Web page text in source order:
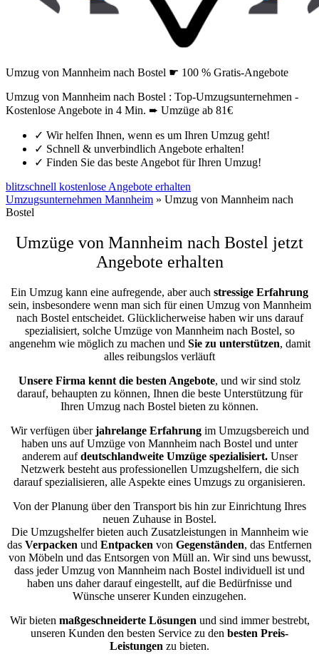
Umzug von Mannheim nach Bostel ☛ 100 % Gratis-Angebote
Umzug von Mannheim nach Bostel : Top-Umzugsunternehmen -
Kostenlose Angebote in 4 Min. ➨ Umzüge ab 81€
✓ Wir helfen Ihnen, wenn es um Ihren Umzug geht!
✓ Schnell & unverbindlich Angebote erhalten!
✓ Finden Sie das beste Angebot für Ihren Umzug!
blitzschnell kostenlose Angebote erhalten
Umzugsunternehmen Mannheim » Umzug von Mannheim nach
Bostel
Umzüge von Mannheim nach Bostel jetzt
Angebote erhalten
Ein Umzug kann eine aufregende, aber auch stressige Erfahrung
sein, insbesondere wenn man sich für einen Umzug von Mannheim
nach Bostel entscheidet. Glücklicherweise haben wir uns darauf
spezialisiert, solche Umzüge von Mannheim nach Bostel, so
angenehm wie möglich zu machen und Sie zu unterstützen, damit
alles reibungslos verläuft
Unsere Firma kennt die besten Angebote, und wir sind stolz
darauf, behaupten zu können, Ihnen die beste Unterstützung für
Ihren Umzug nach Bostel bieten zu können.
Wir verfügen überjahrelange Erfahrungim Umzugsbereich und
haben uns auf Umzüge von Mannheim nach Bostel und unter
anderem aufdeutschlandweite Umzüge spezialisiert.Unser
Netzwerk besteht aus professionellen Umzugshelfern, die sich
darauf spezialisieren, alle Aspekte eines Umzugs zu organisieren.
Von der Planung über den Transport bis hin zur Einrichtung Ihres
neuen Zuhause in Bostel.
Die Umzugshelfer bieten auch Zusatzleistungen in Mannheim wie
das Verpacken und Entpacken von Gegenständen, das Entfernen
von Möbeln und das Entsorgen von Müll an. Wir sind uns bewusst,
dass jeder Umzug von Mannheim nach Bostel individuell ist und
haben uns daher darauf eingestellt, auf die Bedürfnisse und
Wünsche unserer Kunden einzugehen.
Wir bieten maßgeschneiderte Lösungen und sind immer bestrebt,
unseren Kunden den besten Service zu den besten Preis-
Leistungen zu bieten.